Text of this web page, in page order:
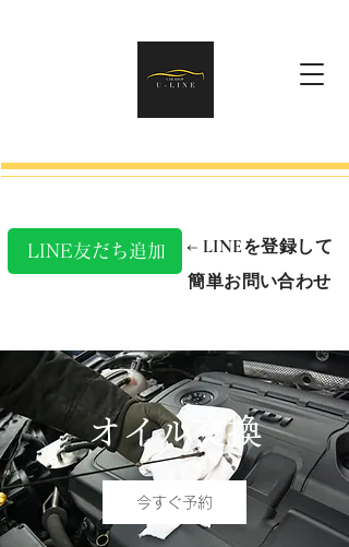
LINE友だち追加
​← LINEを登録して
簡単お問い合わせ
オイル交換
今すぐ予約